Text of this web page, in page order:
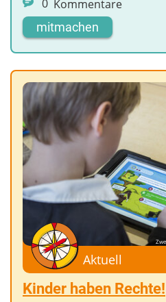
0 Kommentare
mitmachen
Aktuell
Kinder haben Rechte!